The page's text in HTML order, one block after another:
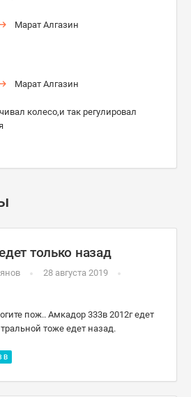
Марат Алгазин
Марат Алгазин
колесо,и так регулировал
только назад
28 августа 2019
пож.. Амкадор 333в 2012г едет
тоже едет назад.
B